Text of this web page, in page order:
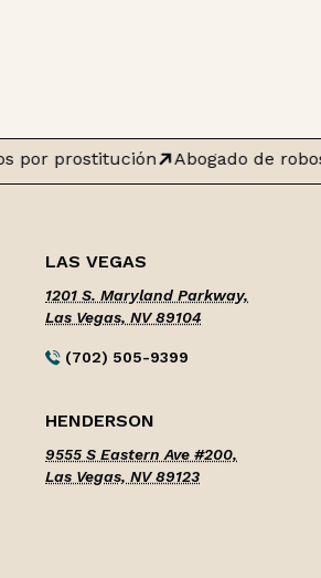
por prostitución Abogado de robos
LAS VEGAS
1201 S. Maryland Parkway,
Las Vegas, NV 89104
(702) 505-9399
HENDERSON
9555 S Eastern Ave #200,
Las Vegas, NV 89123